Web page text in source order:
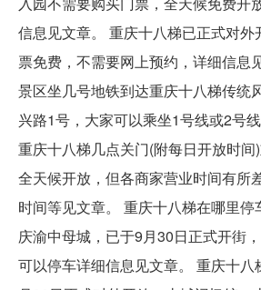
信息见文章。 重庆十八梯已正式对外
票免费，不需要网上预约，详细信息
景区坐几号地铁到达重庆十八梯传统
兴路1号，大家可以乘坐1号线或2号线
重庆十八梯几点关门(附每日开放时
全天候开放，但各商家营业时间有所
时间等见文章。 重庆十八梯在哪里
庆渝中母城，已于9月30日正式开街
可以停车详细信息见文章。 重庆十八